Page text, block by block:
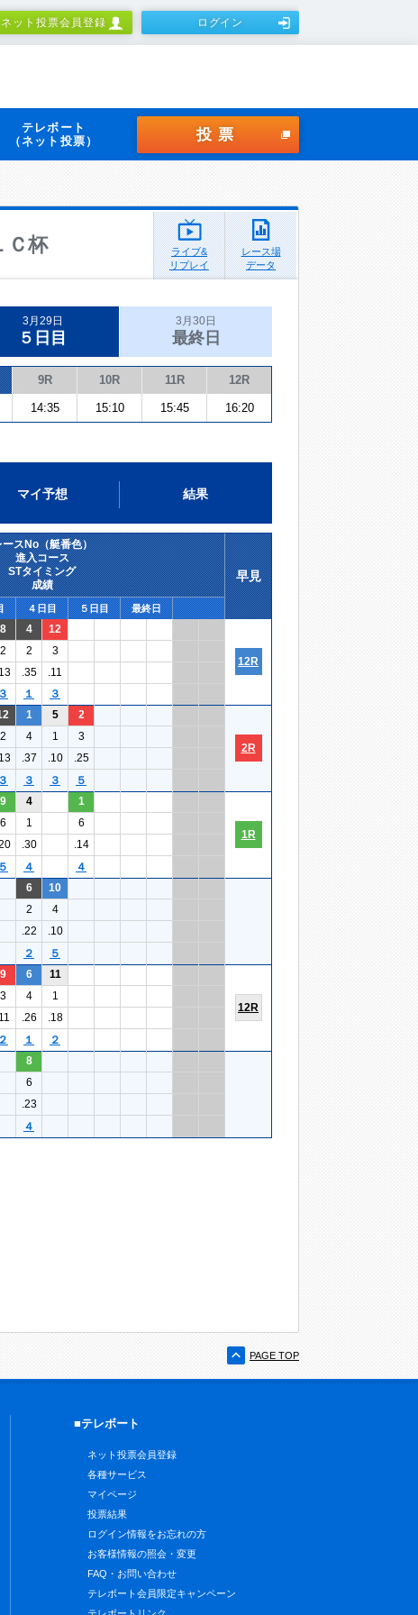
ネット投票会員登録 ログイン
テレボート
（ネット投票）
投票
Ｃ杯
ライブ&
リプレイ
レース場
データ
3月29日
５日目
3月30日
最終日
9R 10R 11R 12R
14:35 15:10 15:45 16:20
マイ予想 結果
ースNo（艇番色）
進入コース
STタイミング
成績
早見
４日目 ５日目 最終日
8 4 12
12R
2 2
3
.35
.11
３ １ ３
1 5 2
2R
2 4 1
3
.37 .10
.25
３ ３ ３ ５
9 4 1
1R
6 1
6
.30
.14
５ ４ ４
6
10
2
4
.22
.10
２ ５
9 6 11
12R
3 4
1
.26
.18
２ １ ２
8
6
.23
４
PAGE TOP
■テレボート
ネット投票会員登録
各種サービス
マイページ
投票結果
ログイン情報をお忘れの方
お客様情報の照会・変更
FAQ・お問い合わせ
テレボート会員限定キャンペーン